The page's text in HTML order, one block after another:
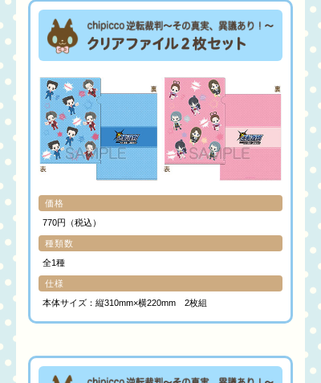
価格
770円（税込）
種類数
全1種
仕様
本体サイズ：縦310mm×横220mm 2枚組